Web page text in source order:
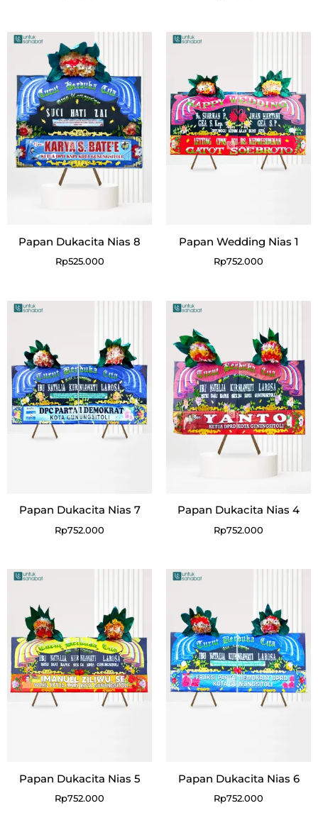
Papan Dukacita Nias 8
Rp525.000
Papan Wedding Nias 1
Rp752.000
Papan Dukacita Nias 7
Rp752.000
Papan Dukacita Nias 4
Rp752.000
Papan Dukacita Nias 5
Rp752.000
Papan Dukacita Nias 6
Rp752.000